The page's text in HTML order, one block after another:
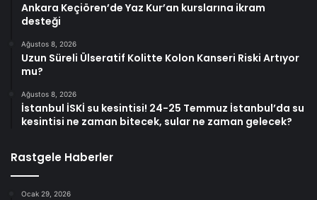
Ankara Keçiören’de Yaz Kur’an kurslarına ikram
desteği
Ağustos 8, 2026
Uzun Süreli Ülseratif Kolitte Kolon Kanseri Riski Artıyor
mu?
Ağustos 8, 2026
İstanbul İSKİ su kesintisi! 24-25 Temmuz İstanbul’da su
kesintisi ne zaman bitecek, sular ne zaman gelecek?
Rastgele Haberler
Ocak 29, 2026